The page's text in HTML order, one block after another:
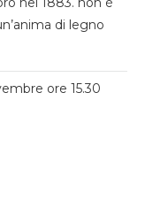
di legno
ore 15.30